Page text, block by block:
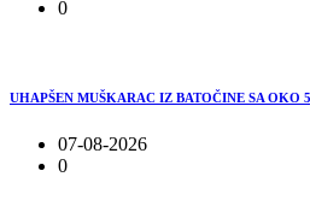
0
UHAPŠEN MUŠKARAC IZ BATOČINE SA
07-08-2026
0